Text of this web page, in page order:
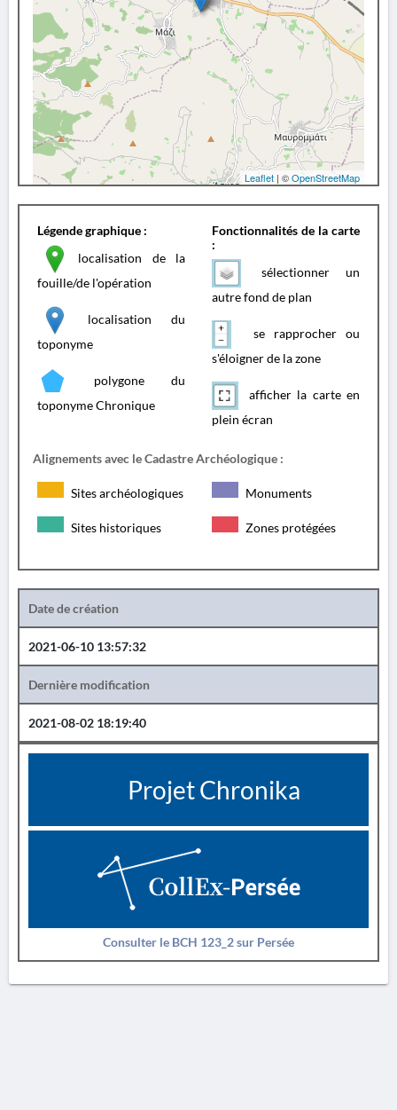
Leaflet | ©OpenStreetMap
Légende graphique :
localisation de la
fouille/de l'opération
localisation du
toponyme
polygone du
toponyme Chronique
Fonctionnalités de la carte
:
sélectionner un
autre fond de plan
se rapprocher ou
s'éloigner de la zone
afficher la carte en
plein écran
Alignements avec le Cadastre Archéologique :
Sites archéologiques Monuments
Sites historiques Zones protégées
Date de création
2021-06-10 13:57:32
Dernière modification
2021-08-02 18:19:40
Projet Chronika
Consulter le BCH 123_2 sur Persée